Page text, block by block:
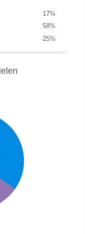
%
17
%
58
%
25